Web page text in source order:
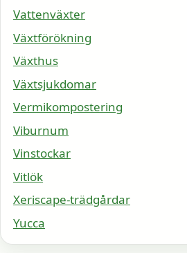
Vattenväxter
Växtförökning
Växthus
Växtsjukdomar
Vermikompostering
Viburnum
Vinstockar
Vitlök
Xeriscape-trädgårdar
Yucca